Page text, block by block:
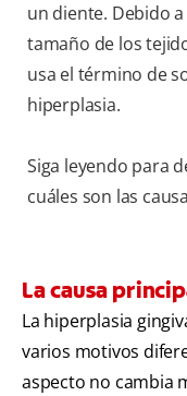
un diente. Debido
tamaño de los
usa el término de
hiperplasia.
Siga leyendo para
cuáles son las
La causa
La hiperplasia
varios motivos
aspecto no cambia